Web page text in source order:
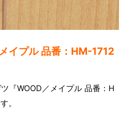
イプル 品番：HM-1712
『WOOD／メイプル 品番：H
。